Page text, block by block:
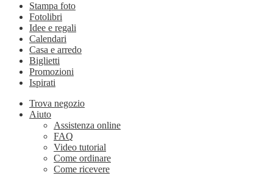
Stampa foto
Fotolibri
Idee e regali
Calendari
Casa e arredo
Biglietti
Promozioni
Ispirati
Trova negozio
Aiuto
Assistenza online
FAQ
Video tutorial
Come ordinare
Come ricevere